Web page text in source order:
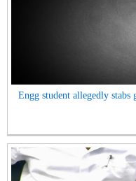
Engg student allegedly